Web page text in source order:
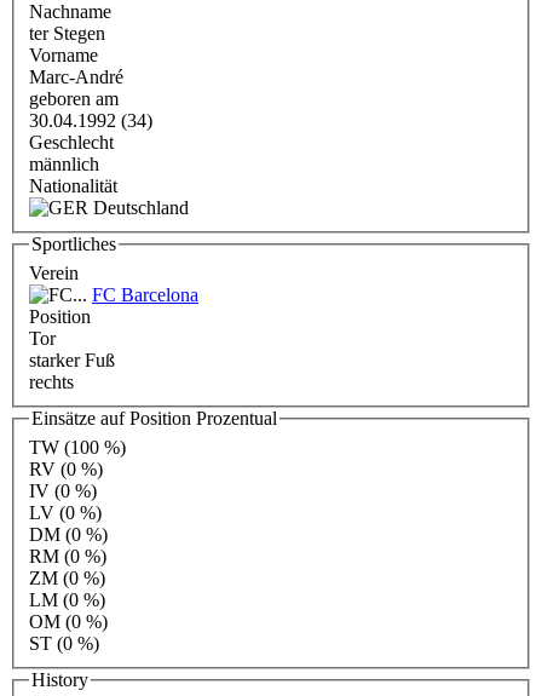
Nachname
ter Stegen
Vorname
Marc-André
geboren am
30.04.1992 (34)
Geschlecht
männlich
Nationalität
Deutschland
Sportliches
Verein
FC Barcelona
Position
Tor
starker Fuß
rechts
Einsätze auf Position Prozentual
TW (100 %)
RV (0 %)
IV (0 %)
LV (0 %)
DM (0 %)
RM (0 %)
ZM (0 %)
LM (0 %)
OM (0 %)
ST (0 %)
History